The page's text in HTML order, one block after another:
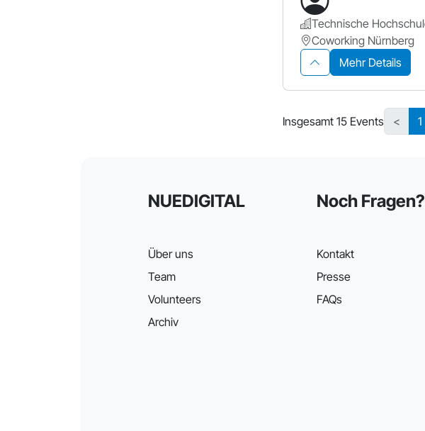
Coworking Nürnberg
Mehr Details
Insgesamt 15 Events < 1
NUEDIGITAL
Über uns
Team
Volunteers
Archiv
Noch Fragen?
Kontakt
Presse
FAQs